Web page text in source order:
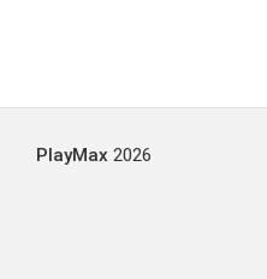
PlayMax 2026